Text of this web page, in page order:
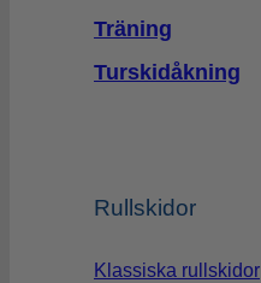
Träning
Turskidåkning
Rullskidor
Klassiska rullskidor